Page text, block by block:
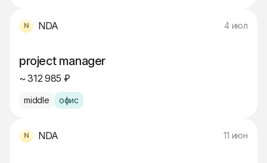
NDA 4 июл
project manager
~ 312 985 ₽
middle офис
NDA 11 июн